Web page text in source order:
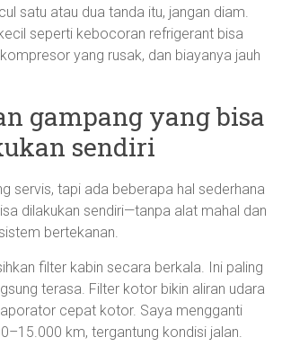
satu atau dua tanda itu, jangan diam.
seperti kebocoran refrigerant bisa
yang rusak, dan biayanya jauh
gampang yang bisa
sendiri
servis, tapi ada beberapa hal sederhana
dilakukan sendiri—tanpa alat mahal dan
bertekanan.
filter kabin secara berkala. Ini paling
terasa. Filter kotor bikin aliran udara
cepat kotor. Saya mengganti
km, tergantung kondisi jalan.